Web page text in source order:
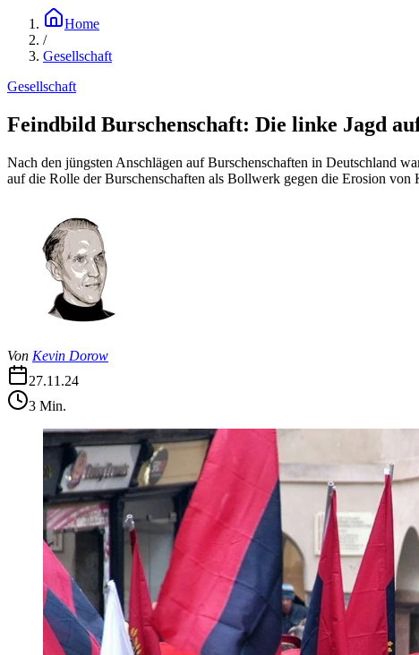
Home
/
Gesellschaft
Gesellschaft
Feindbild Burschenschaft: Die linke Jagd
Nach den jüngsten Anschlägen auf Burschenschaften in Deutschland
auf die Rolle der Burschenschaften als Bollwerk gegen die Erosion von
Von Kevin Dorow
27.11.24
3 Min.